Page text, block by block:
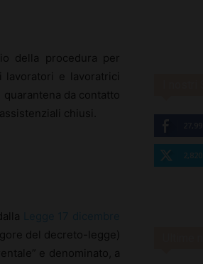
della procedura per
lavoratori e lavoratrici
da contatto
chiusi.
del decreto-legge)
e denominato, a
2,820